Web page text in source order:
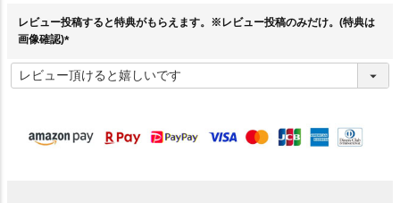
レビュー投稿すると特典がもらえます。※レビュー投稿のみだけ。(特典は
画像確認)
必
須